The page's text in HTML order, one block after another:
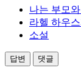
나는 부모
라헬 하우
소설